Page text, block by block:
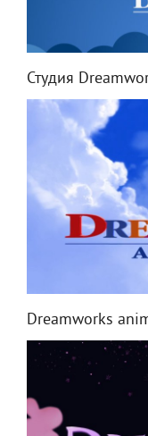
Студия
Dreamworks